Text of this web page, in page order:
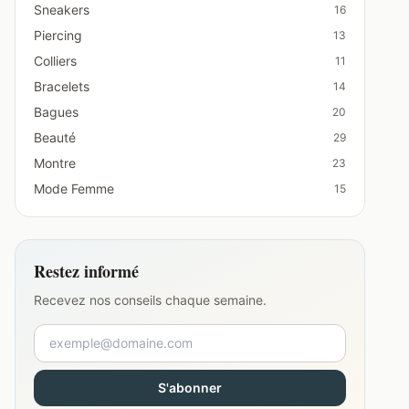
Sneakers 16
Piercing 13
Colliers 11
Bracelets 14
Bagues 20
Beauté 29
Montre 23
Mode Femme 15
Restez informé
Recevez nos conseils chaque semaine.
S'abonner